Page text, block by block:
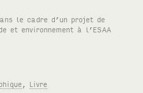
le cadre d’un projet de
et environnement à l’ESAA
, Livre